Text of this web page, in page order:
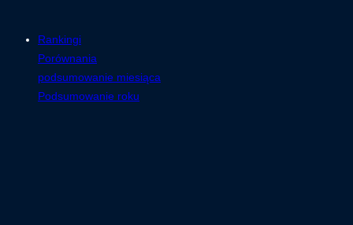
Rankingi
Porównania
podsumowanie miesiąca
Podsumowanie roku